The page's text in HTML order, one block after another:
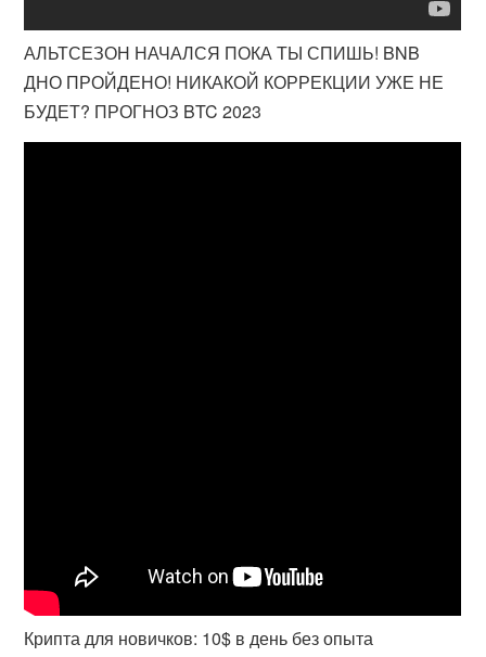
АЛЬТСЕЗОН НАЧАЛСЯ ПОКА ТЫ СПИШЬ! BNB
ДНО ПРОЙДЕНО! НИКАКОЙ КОРРЕКЦИИ УЖЕ НЕ
БУДЕТ? ПРОГНОЗ BTC 2023
Крипта для новичков: 10$ в день без опыта